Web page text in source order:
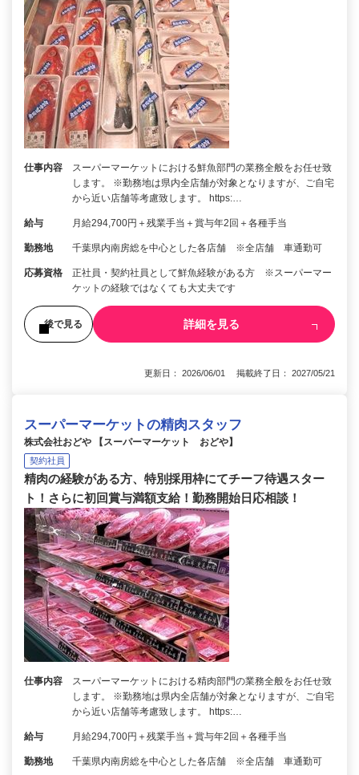
仕事内容
スーパーマーケットにおける鮮魚部門の業務全般をお任せ致
します。 ※勤務地は県内全店舗が対象となりますが、ご自宅
から近い店舗等考慮致します。 https:…
給与 月給294,700円＋残業手当＋賞与年2回＋各種手当
勤務地 千葉県内南房総を中心とした各店舗 ※全店舗 車通勤可
応募資格
正社員・契約社員として鮮魚経験がある方 ※スーパーマー
ケットの経験ではなくても大丈夫です
後で見る 詳細を見る
更新日： 2026/06/01 掲載終了日： 2027/05/21
スーパーマーケットの精肉スタッフ
株式会社おどや 【スーパーマーケット おどや】
契約社員
精肉の経験がある方、特別採用枠にてチーフ待遇スター
ト！さらに初回賞与満額支給！勤務開始日応相談！
仕事内容
スーパーマーケットにおける精肉部門の業務全般をお任せ致
します。 ※勤務地は県内全店舗が対象となりますが、ご自宅
から近い店舗等考慮致します。 https:…
給与 月給294,700円＋残業手当＋賞与年2回＋各種手当
勤務地 千葉県内南房総を中心とした各店舗 ※全店舗 車通勤可